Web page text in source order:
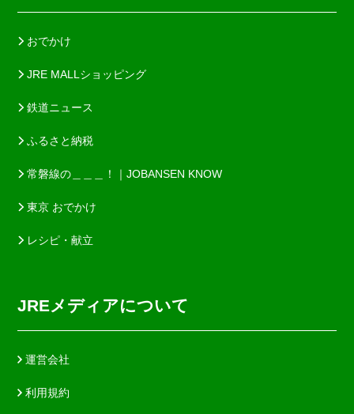
おでかけ
JRE MALLショッピング
鉄道ニュース
ふるさと納税
常磐線の＿＿＿！｜JOBANSEN KNOW
東京 おでかけ
レシピ・献立
JREメディアについて
運営会社
利用規約